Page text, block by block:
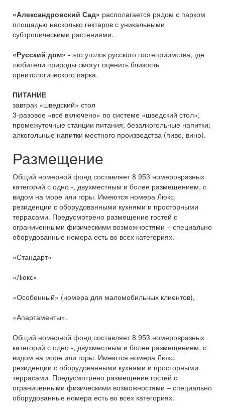
«Александровский Сад» располагается рядом с парком
площадью несколько гектаров с уникальными
субтропическими растениями.
«Русский дом» - это уголок русского гостеприимства, где
любители природы смогут оценить близость
орнитологического парка.
ПИТАНИЕ
завтрак «шведский» стол
3-разовое «всё включено» по системе «шведский стол»;
промежуточные станции питания; безалкогольные напитки;
алкогольные напитки местного производства (пиво, вино).
Размещение
Общий номерной фонд составляет 8 953 номеровразных
категорий с одно -, двухместным и более размещением, с
видом на море или горы. Имеются номера Люкс,
резиденции с оборудованными кухнями и просторными
террасами. Предусмотрено размещение гостей с
ограниченными физическими возможностями – специально
оборудованные номера есть во всех категориях.
«Стандарт»
«Люкс»
«Особенный» (номера для маломобильных клиентов),
«Апартаменты».
Общий номерной фонд составляет 8 953 номеровразных
категорий с одно -, двухместным и более размещением, с
видом на море или горы. Имеются номера Люкс,
резиденции с оборудованными кухнями и просторными
террасами. Предусмотрено размещение гостей с
ограниченными физическими возможностями – специально
оборудованные номера есть во всех категориях.